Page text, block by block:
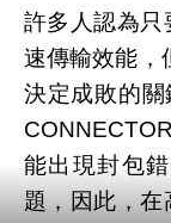
許多人認為只
速傳輸效能，
決定成敗的
能出現封包
題，因此，